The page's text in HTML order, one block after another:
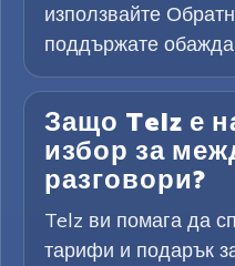
използвайте
поддържате
Защо Telz е
избор за
разговори?
Telz ви помага да
тарифи и подарък